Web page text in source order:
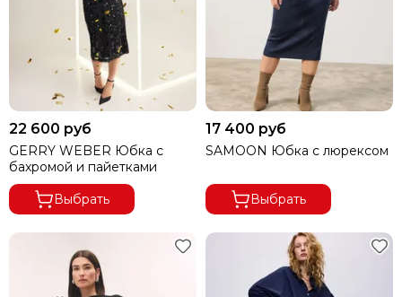
22 600 руб
GERRY WEBER Юбка с
бахромой и пайетками
Выбрать
17 400 руб
SAMOON Юбка с люрексом
Выбрать